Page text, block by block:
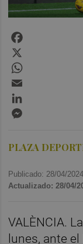
PLAZA
Publicado: 28/04/
Actualizado: 28/04/
VALÈNCIA.
lunes, ante